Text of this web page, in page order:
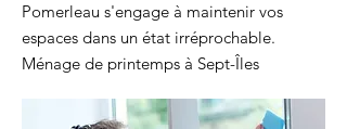
Pomerleau s'engage à maintenir vos
espaces dans un état irréprochable.
Ménage de printemps à Sept-Îles